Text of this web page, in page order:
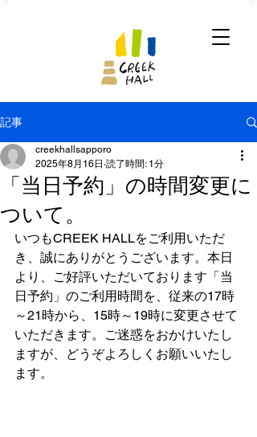
記事
「当日予約」の時間変更に
ついて。
creekhallsapporo
2025年8月16日 読了時間: 1分
いつもCREEK HALLをご利用いただ
き、誠にありがとうございます。本日
より、ご好評いただいております「当
日予約」のご利用時間を、従来の17時
～21時から、15時～19時に変更させて
いただきます。ご迷惑をおかけいたし
ますが、どうぞよろしくお願いいたし
ます。